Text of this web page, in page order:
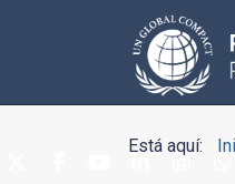
Está aquí: